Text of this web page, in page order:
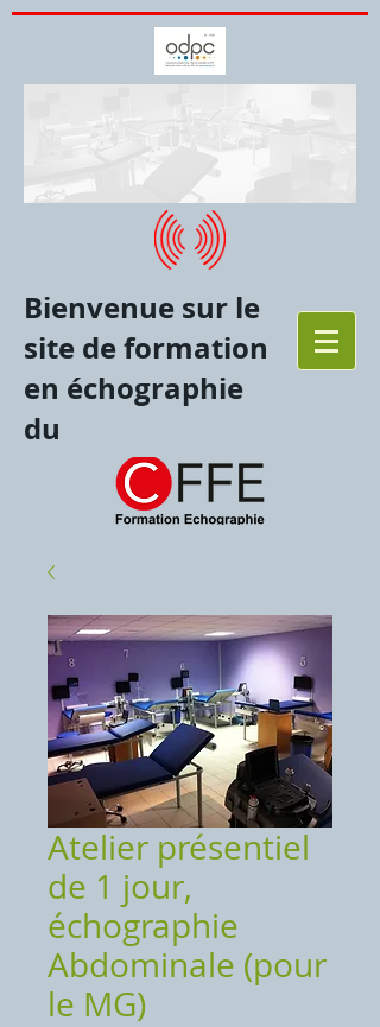
Bienvenue sur le
site de formation
en échographie
du
Atelier présentiel
de 1 jour,
échographie
Abdominale (pour
le MG)